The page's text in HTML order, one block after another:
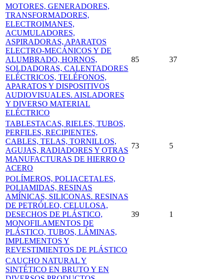
MOTORES, GENERADORES,
TRANSFORMADORES,
ELECTROIMANES,
ACUMULADORES,
ASPIRADORAS, APARATOS
ELECTRO-MECÁNICOS Y DE
ALUMBRADO, HORNOS,
SOLDADORAS, CALENTADORES
ELÉCTRICOS, TELÉFONOS,
APARATOS Y DISPOSITIVOS
AUDIOVISUALES. AISLADORES
Y DIVERSO MATERIAL
ELÉCTRICO
85 37
TABLESTACAS, RIELES, TUBOS,
PERFILES, RECIPIENTES,
CABLES, TELAS, TORNILLOS,
AGUJAS, RADIADORES Y OTRAS
MANUFACTURAS DE HIERRO O
ACERO
73 5
POLÍMEROS, POLIACETALES,
POLIAMIDAS, RESINAS
AMÍNICAS, SILICONAS. RESINAS
DE PETRÓLEO, CELULOSA,
DESECHOS DE PLÁSTICO,
MONOFILAMENTOS DE
PLÁSTICO, TUBOS, LÁMINAS,
IMPLEMENTOS Y
REVESTIMIENTOS DE PLÁSTICO
39 1
CAUCHO NATURAL Y
SINTÉTICO EN BRUTO Y EN